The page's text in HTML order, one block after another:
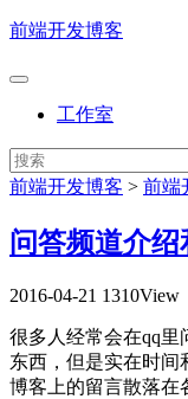
前端开发博客
工作室
前端开发博客 > 前端
问答频道介
2016-04-21 1310View
很多人经常会在qq
东西，但是实在时间
博客上的留言散落在